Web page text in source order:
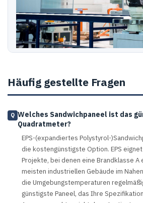
Häufig gestellte Fragen
Q Welches Sandwichpaneel ist das
Quadratmeter?
EPS-(expandiertes Polystyrol-
die kostengünstigste Option. EPS
Projekte, bei denen eine Brandklasse
meisten industriellen Gebäude im
die Umgebungstemperaturen
günstigste Paneel, das Ihre